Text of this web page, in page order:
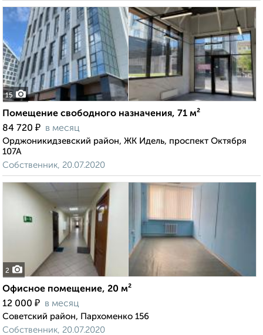
15
Помещение свободного назначения, 71 м²
84 720 ₽ в месяц
Орджоникидзевский район, ЖК Идель, проспект Октября
107А
Собственник, 20.07.2020
2
Офисное помещение, 20 м²
12 000 ₽ в месяц
Советский район, Пархоменко 156
Собственник, 20.07.2020